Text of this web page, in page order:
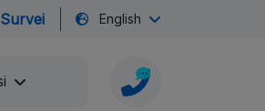
Survei English